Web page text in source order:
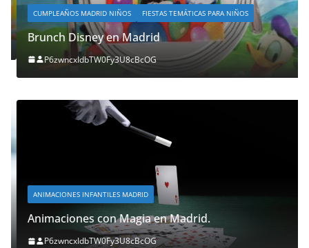
CUMPLEAÑOS MADRID NIÑOS FIESTAS TEMÁTICAS PARA NIÑOS
Brunch Disney en Madrid
P6zwncxIdbTW0Fy3U8cBcOG
ANIMACIONES INFANTILES MADRID
Animaciones con Magia en Madrid.
P6zwncxIdbTW0Fy3U8cBcOG